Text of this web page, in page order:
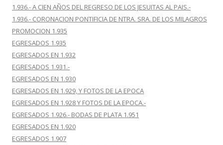
1.936.- A CIEN AÑOS DEL REGRESO DE LOS JESUITAS AL PAIS.-
1.936.- CORONACION PONTIFICIA DE NTRA. SRA. DE LOS MILAGROS
PROMOCION 1.935
EGRESADOS 1.935
EGRESADOS EN 1.932
EGRESADOS 1.931.-
EGRESADOS EN 1.930
EGRESADOS EN 1.929, Y FOTOS DE LA EPOCA
EGRESADOS EN 1.928 Y FOTOS DE LA EPOCA.-
EGRESADOS 1.926.- BODAS DE PLATA 1.951
EGRESADOS EN 1.920
EGRESADOS 1.907